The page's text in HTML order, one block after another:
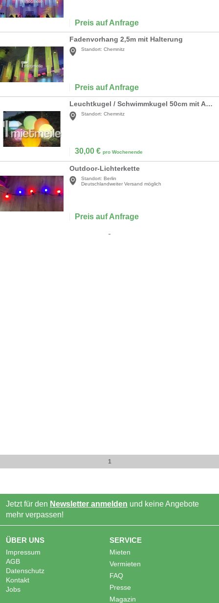
Preis auf Anfrage
Fadenvorhang 2,5m mit Halterung
Standort: Chemnitz
Preis auf Anfrage
Leuchtkugel / Schwimmkugel 50cm mit Akku und LED
Standort: Chemnitz
30,00 € pro Wochenende
Outdoor-Lichterkette
Standort: Berlin
Deutschlandweiter Versand möglich
Preis auf Anfrage
1
Jetzt für den Newsletter anmelden und keine Angebote
mehr verpassen!
ÜBER UNS
Impressum
AGB
Datenschutz
Kontakt
Jobs
SERVICE
Mieten
Vermieten
FAQ
Presse
Magazin